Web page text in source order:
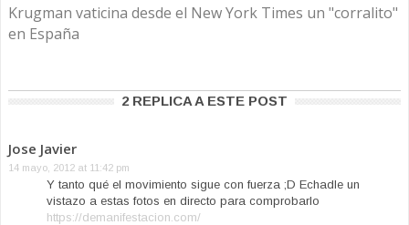
Krugman vaticina desde el New York Times un "corralito"
en España
2 REPLICA A ESTE POST
Jose Javier
14 mayo, 2012 at 11:42 pm
Y tanto qué el movimiento sigue con fuerza ;D Echadle un
vistazo a estas fotos en directo para comprobarlo
https://demanifestacion.com/